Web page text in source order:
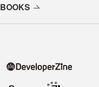
BOOKS